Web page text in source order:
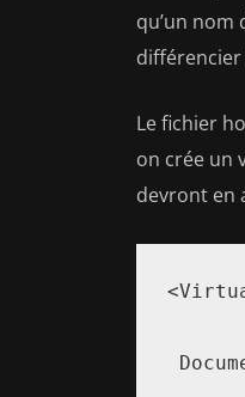
qu’un
différencier
Le fichier
on crée un
devront en